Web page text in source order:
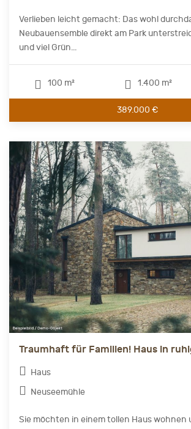
Verlieben leicht gemacht: Das wohl
Neubauensemble direkt am Park
und viel Grün...
100 m² 1.400 m²
389.000 €
Traumhaft für Familien! Haus in
Haus
Neuseemühle
Sie möchten in einem tollen Haus wohnen